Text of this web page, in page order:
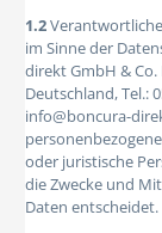
1.2
im Sinne der
direkt GmbH & Co.
Deutschland, Tel.:
info@boncura-
oder juristische
die Zwecke und
Daten entscheidet.